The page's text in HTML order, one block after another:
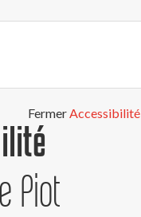
Fermer
Piot
Accessibilité